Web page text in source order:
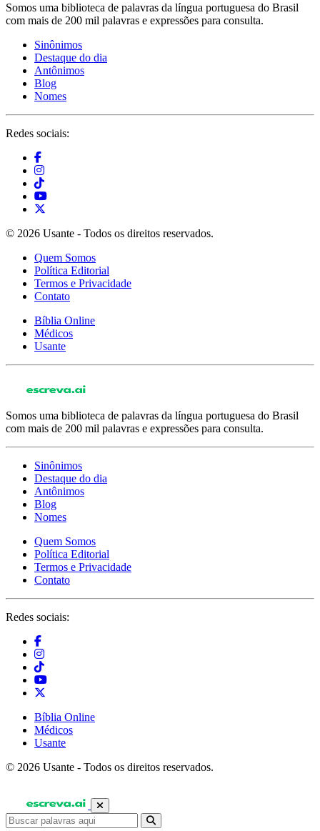
Somos uma biblioteca de palavras da língua portuguesa do Brasil
com mais de 200 mil palavras e expressões para consulta.
Sinônimos
Destaque do dia
Antônimos
Blog
Nomes
Redes sociais:
© 2026 Usante - Todos os direitos reservados.
Quem Somos
Política Editorial
Termos e Privacidade
Contato
Bíblia Online
Médicos
Usante
Somos uma biblioteca de palavras da língua portuguesa do Brasil
com mais de 200 mil palavras e expressões para consulta.
Sinônimos
Destaque do dia
Antônimos
Blog
Nomes
Quem Somos
Política Editorial
Termos e Privacidade
Contato
Redes sociais:
Bíblia Online
Médicos
Usante
© 2026 Usante - Todos os direitos reservados.